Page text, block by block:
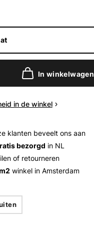
In winkelwagen
in de winkel
klanten beveelt ons aan
bezorgd in NL
of retourneren
winkel in Amsterdam